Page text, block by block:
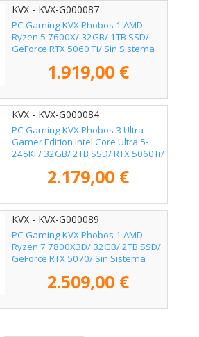
KVX - KVX-G000087
PC Gaming KVX Phobos 1 AMD
Ryzen 5 7600X/ 32GB/ 1TB SSD/
GeForce RTX 5060 Ti/ Sin Sistema
1.919,00 €
KVX - KVX-G000084
PC Gaming KVX Phobos 3 Ultra
Gamer Edition Intel Core Ultra 5-
245KF/ 32GB/ 2TB SSD/ RTX 5060Ti/
2.179,00 €
KVX - KVX-G000089
PC Gaming KVX Phobos 1 AMD
Ryzen 7 7800X3D/ 32GB/ 2TB SSD/
GeForce RTX 5070/ Sin Sistema
2.509,00 €